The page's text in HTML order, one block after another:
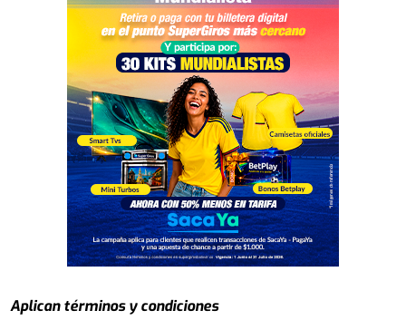
Aplican términos y condiciones